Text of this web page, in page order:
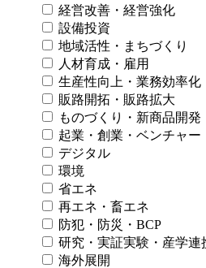
経営改善・経営強化
設備投資
地域活性・まちづくり
人材育成・雇用
生産性向上・業務効率化
販路開拓・販路拡大
ものづくり・新商品開発
起業・創業・ベンチャー
デジタル
環境
省エネ
再エネ・畜エネ
防犯・防災・BCP
研究・実証実験・産学連
海外展開